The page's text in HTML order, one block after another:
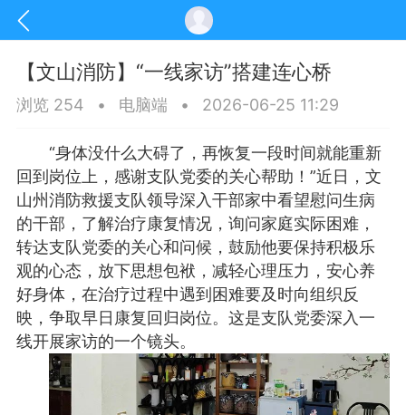
印象文山 商务服务
【文山消防】“一线家访”搭建连心桥
浏览 254 • 电脑端 • 2026-06-25 11:29
“身体没什么大碍了，再恢复一段时间就能重新
回到岗位上，感谢支队党委的关心帮助！”近日，文
山州消防救援支队领导深入干部家中看望慰问生病
的干部，了解治疗康复情况，询问家庭实际困难，
转达支队党委的关心和问候，鼓励他要保持积极乐
观的心态，放下思想包袱，减轻心理压力，安心养
好身体，在治疗过程中遇到困难要及时向组织反
映，争取早日康复回归岗位。这是支队党委深入一
线开展家访的一个镜头。